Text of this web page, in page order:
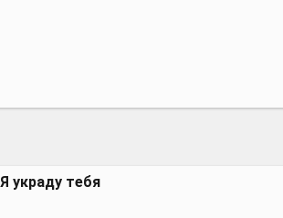
Я украду тебя